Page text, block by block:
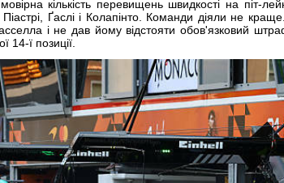
кількість перевищень швидкості на піт-
Ґаслі і Колапінто. Команди діяли не
і не дав йому відстояти обов'язковий
14-ї позиції.